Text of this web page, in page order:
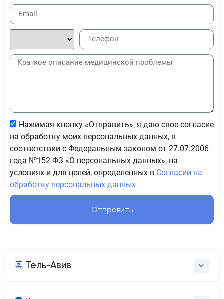
Нажимая кнопку «Отправить», я даю свое согласие
на обработку моих персональных данных, в
соответствии с Федеральным законом от 27.07.2006
года №152-ФЗ «О персональных данных», на
условиях и для целей, определенных в Согласии на
обработку персональных данных
Отправить
Тель-Авив